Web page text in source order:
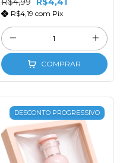
R$4,19 com Pix
COMPRAR
DESCONTO PROGRESSIVO